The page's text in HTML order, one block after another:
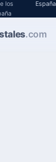
los
España
.com